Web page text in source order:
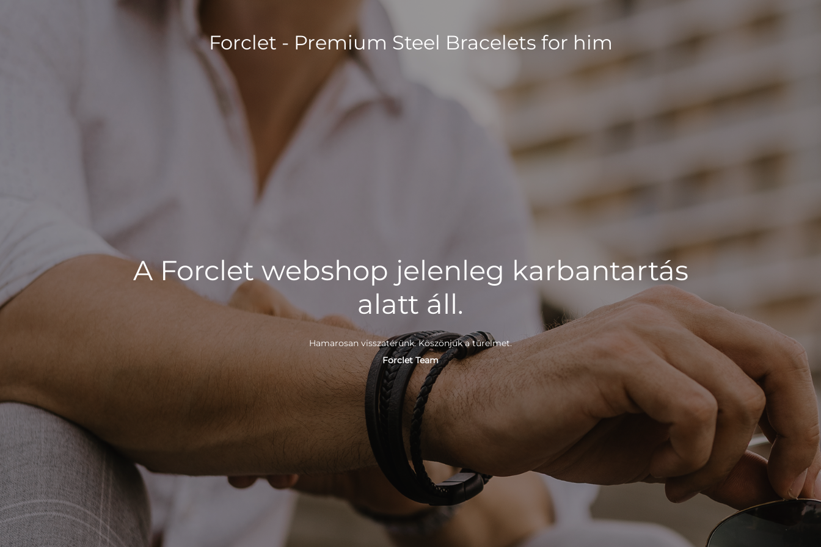
Forclet - Premium Steel Bracelets for him
A Forclet webshop jelenleg karbantartás
alatt áll.
Hamarosan visszatérünk. Köszönjük a türelmet.
Forclet Team